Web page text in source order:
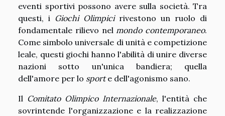
eventi sportivi possono avere sulla società. Tra
questi, i Giochi Olimpicirivestono un ruolo di
fondamentale rilievo nel mondo contemporaneo.
Come simbolo universale di unità e competizione
leale, questi giochi hanno l'abilità di unire diverse
nazioni sotto un'unica bandiera; quella
dell'amore per lo sporte dell'agonismo sano.
Il Comitato Olimpico Internazionale, l'entità che
sovrintende l'organizzazione e la realizzazione